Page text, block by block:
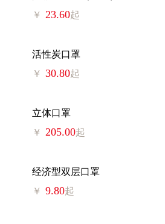
￥ 23.60起
活性炭口罩
￥ 30.80起
立体口罩
￥ 205.00起
经济型双层口罩
￥ 9.80起